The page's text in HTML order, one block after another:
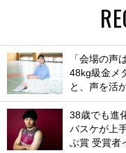
「会場の声
48kg級金メ
と、声を活
38歳でも進
バスケが上
ぶ賞 受賞者